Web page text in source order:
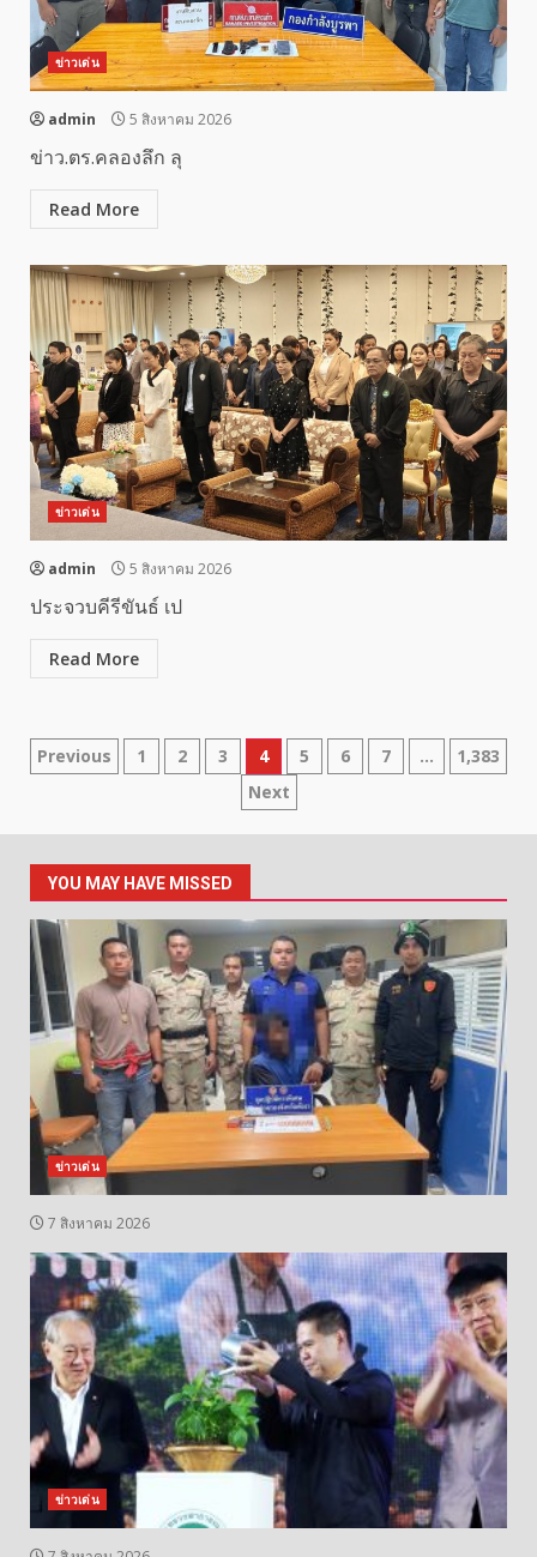
ข่าวเด่น
admin 5 สิงหาคม 2026
ข่าว.ตร.คลองลึก ลุ
Read More
ข่าวเด่น
admin 5 สิงหาคม 2026
ประจวบคีรีขันธ์ เป
Read More
Posts
Previous 1 2 3 4 5 6 7 …
1,383
Next
YOU MAY HAVE MISSED
ข่าวเด่น
7 สิงหาคม 2026
ข่าวเด่น